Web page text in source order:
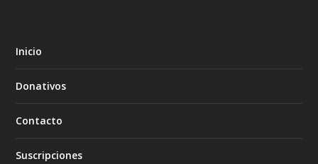
Inicio
Donativos
Contacto
Suscripciones